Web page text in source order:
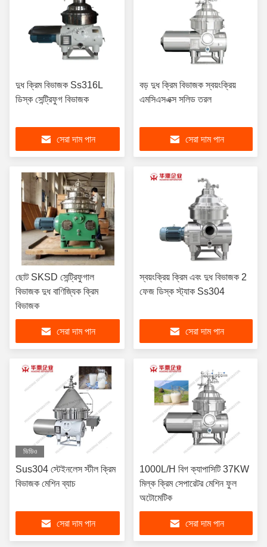
দুধ ক্রিম বিভাজক Ss316L
ডিস্ক সেন্ট্রিফুগ বিভাজক
সেরা দাম পান
বড় দুধ ক্রিম বিভাজক স্বয়ংক্রিয়
এমসিএসএক্স সলিড তরল
সেরা দাম পান
ছোট SKSD সেন্ট্রিফুগাল
বিভাজক দুধ বাণিজ্যিক ক্রিম
বিভাজক
সেরা দাম পান
স্বয়ংক্রিয় ক্রিম এবং দুধ বিভাজক 2
ফেজ ডিস্ক স্ট্যাক Ss304
সেরা দাম পান
ভিডিও
Sus304 স্টেইনলেস স্টীল ক্রিম
বিভাজক মেশিন ব্যাচ
সেরা দাম পান
1000L/H বিগ ক্যাপাসিটি 37KW
মিল্ক ক্রিম সেপারেটর মেশিন ফুল
অটোমেটিক
সেরা দাম পান